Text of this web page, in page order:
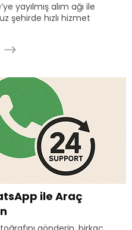
yayılmış alım ağı ile
şehirde hızlı hizmet
ile Araç